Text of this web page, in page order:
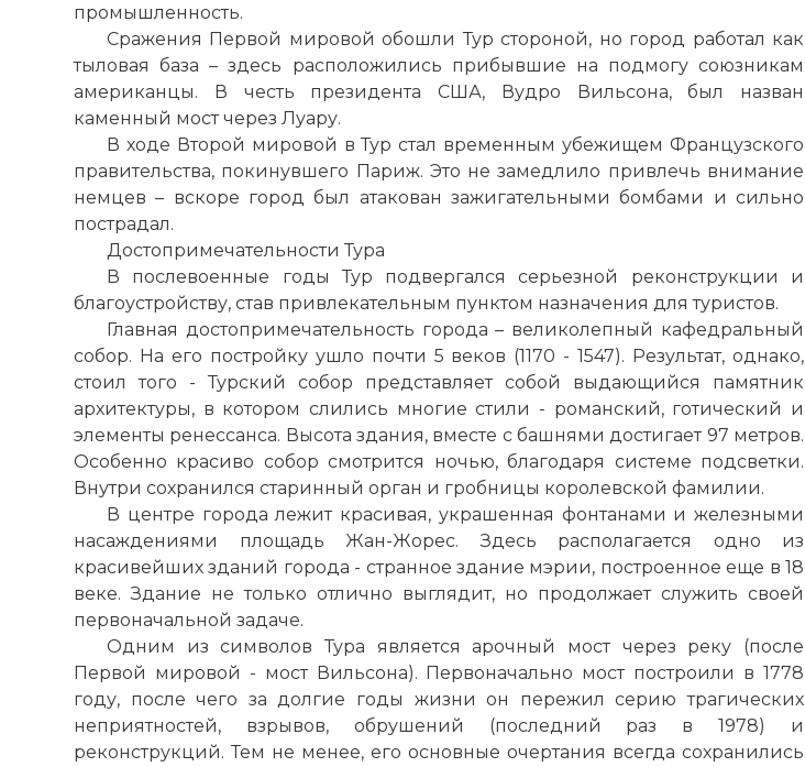
промышленность.
Сражения Первой мировой обошли Тур стороной, но город работал как
тыловая база – здесь расположились прибывшие на подмогу союзникам
американцы. В честь президента США, Вудро Вильсона, был назван
каменный мостчерез Луару.
В ходе Второй мировой в Тур стал временным убежищем Французского
правительства, покинувшего Париж. Это не замедлило привлечь внимание
немцев – вскоре город был атакован зажигательными бомбами и сильно
пострадал.
Достопримечательности Тура
В послевоенные годы Тур подвергался серьезной реконструкции и
благоустройству, став привлекательным пунктом назначения для туристов.
Главная достопримечательность города – великолепный кафедральный
собор. На его постройку ушло почти 5 веков (1170 - 1547). Результат, однако,
стоил того - Турский собор представляет собой выдающийся памятник
архитектуры, в котором слились многие стили - романский, готический и
элементы ренессанса. Высота здания, вместе с башнями достигает 97 метров.
Особенно красиво собор смотрится ночью, благодаря системе подсветки.
Внутри сохранился старинный орган и гробницы королевской фамилии.
В центре города лежит красивая, украшенная фонтанами и железными
насаждениями площадь Жан-Жорес. Здесь располагается одно из
красивейших зданий города - странное здание мэрии, построенное еще в 18
веке. Здание не только отлично выглядит, но продолжает служить своей
первоначальной задаче.
Одним из символов Тура является арочный мостчерез реку (после
Первой мировой - мостВильсона). Первоначально мостпостроили в 1778
году, после чего за долгие годы жизни он пережил серию трагических
неприятностей, взрывов, обрушений (последний раз в 1978) и
реконструкций. Тем не менее, его основные очертания всегда сохранились